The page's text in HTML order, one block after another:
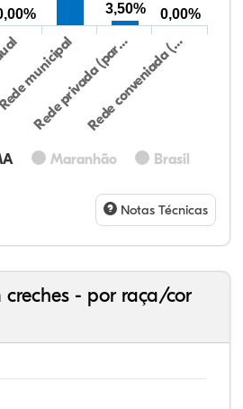
Maranhão Brasil
municipal
Rede privada (par…Rede conveniada (…
3,50% 0,00%
Notas Técnicas
- por raça/cor